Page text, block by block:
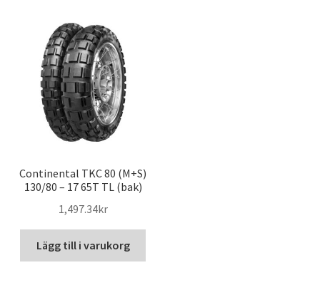
Continental TKC 80 (M+S)
130/80 – 17 65T TL (bak)
1,497.34kr
Lägg till i varukorg